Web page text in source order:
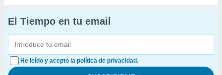
El Tiempo en tu email
He leído y acepto la política de privacidad.